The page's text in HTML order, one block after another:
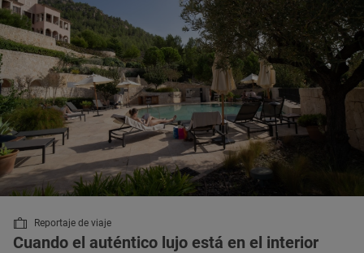
Reportaje de viaje
Cuando el auténtico lujo está en el interior